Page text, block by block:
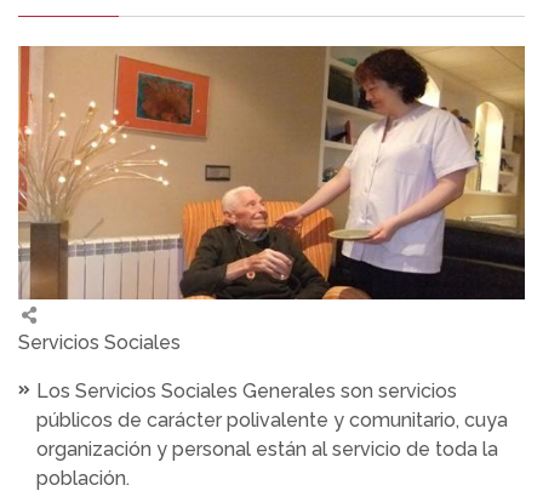
Servicios Sociales
Los Servicios Sociales Generales son servicios
públicos de carácter polivalente y comunitario, cuya
organización y personal están al servicio de toda la
población.